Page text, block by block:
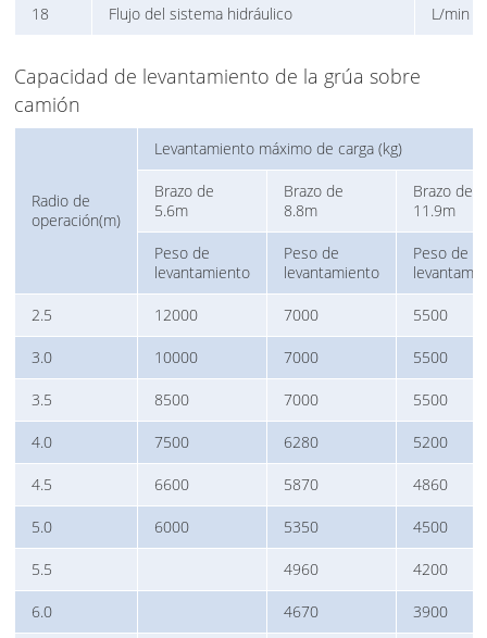
18 Flujo del sistema hidráulico L/min
Capacidad de levantamiento de la grúa sobre
camión
Radio de
operación(m)
Levantamiento máximo de carga (kg)
Brazo de
5.6m
Brazo de
8.8m
Brazo de
11.9m
Peso de
levantamiento
Peso de
levantamiento
Peso de
2.5 12000 7000 5500
3.0 10000 7000 5500
3.5 8500 7000 5500
4.0 7500 6280 5200
4.5 6600 5870 4860
5.0 6000 5350 4500
5.5 4960 4200
6.0 4670 3900